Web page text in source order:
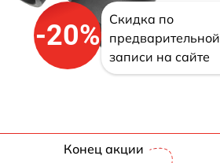
-20%
Скидка по
предварительной
записи на сайте
Конец акции